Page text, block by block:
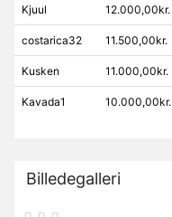
Kjuul 12.000,00kr.
costarica32 11.500,00kr.
Kusken 11.000,00kr.
Kavada1 10.000,00kr.
Billedegalleri